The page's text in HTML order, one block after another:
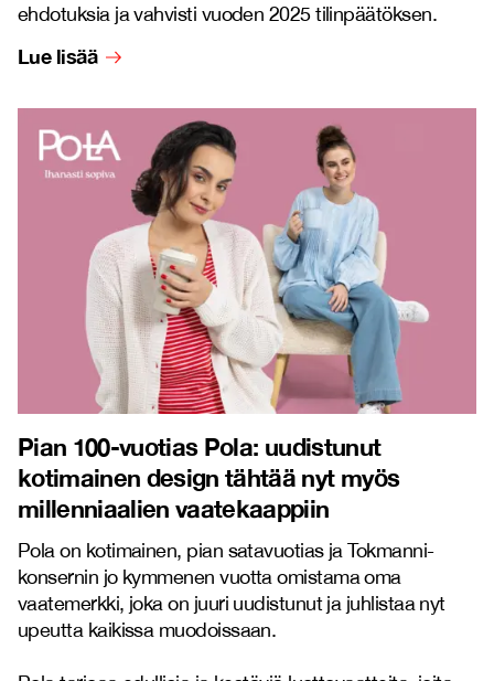
ehdotuksia ja vahvisti vuoden 2025 tilinpäätöksen.
Lue lisää
Pian 100-vuotias Pola: uudistunut
kotimainen design tähtää nyt myös
millenniaalien vaatekaappiin
Pola on kotimainen, pian satavuotias ja Tokmanni-
konsernin jo kymmenen vuotta omistama oma
vaatemerkki, joka on juuri uudistunut ja juhlistaa nyt
upeutta kaikissa muodoissaan.